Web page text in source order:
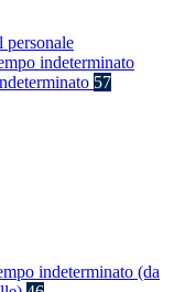
personale
indeterminato
57
indeterminato (da